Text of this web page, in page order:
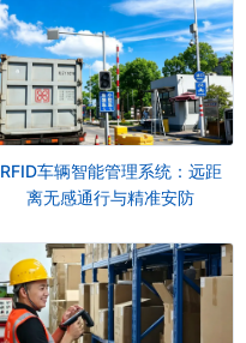
RFID车辆智能管理系统：远距
离无感通行与精准安防